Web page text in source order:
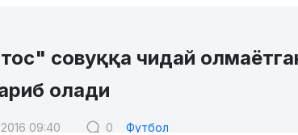
совуққа чидай
олади
09:40 0 Футбол